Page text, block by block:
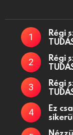
Régi
Régi
Régi
Ez